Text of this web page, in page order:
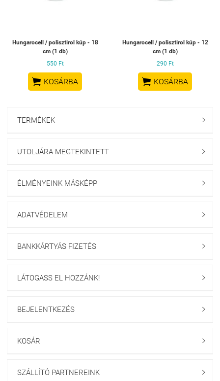
Hungarocell / polisztirol kúp - 18
cm (1 db)
550 Ft
 KOSÁRBA
Hungarocell / polisztirol kúp - 12
cm (1 db)
290 Ft
 KOSÁRBA
TERMÉKEK 
UTOLJÁRA MEGTEKINTETT 
ÉLMÉNYEINK MÁSKÉPP 
ADATVÉDELEM 
BANKKÁRTYÁS FIZETÉS 
LÁTOGASS EL HOZZÁNK! 
BEJELENTKEZÉS 
KOSÁR 
SZÁLLÍTÓ PARTNEREINK 